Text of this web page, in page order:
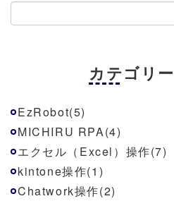
カテゴリ
EzRobot(5)
MICHIRU RPA(4)
エクセル（Excel）操作(7)
kintone操作(1)
Chatwork操作(2)